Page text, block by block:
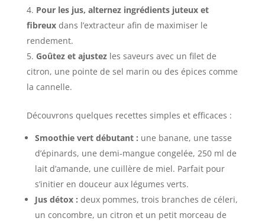
Pour les jus, alternez ingrédients juteux et
fibreuxdans l’extracteur afin de maximiser le
rendement.
Goûtez et ajustezles saveurs avec un filet de
citron, une pointe de sel marin ou des épices comme
la cannelle.
Découvrons quelques recettes simples et efficaces :
Smoothie vert débutant : une banane, une tasse
d’épinards, une demi-mangue congelée, 250 ml de
lait d’amande, une cuillère de miel. Parfait pour
s’initier en douceur aux légumes verts.
Jus détox : deux pommes, trois branches de céleri,
un concombre, un citron et un petit morceau de